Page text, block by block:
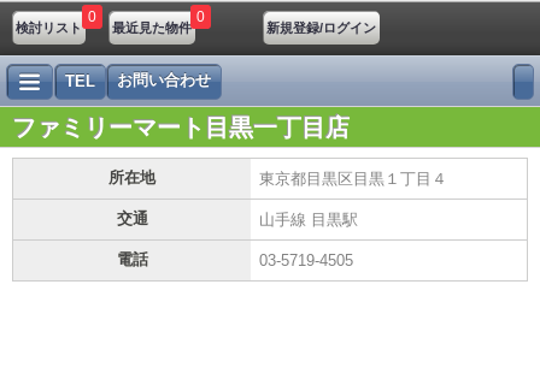
検討リスト
0
最近見た物件
0
新規登録/ログイン
TEL お問い合わせ
ファミリーマート目黒一丁目店
所在地 東京都目黒区目黒１丁目４
交通 山手線 目黒駅
電話 03-5719-4505